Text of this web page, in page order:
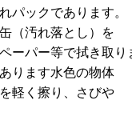
パックであります。
（汚れ落とし）を
ーパー等で拭き取り
ります水色の物体
軽く擦り、さびや